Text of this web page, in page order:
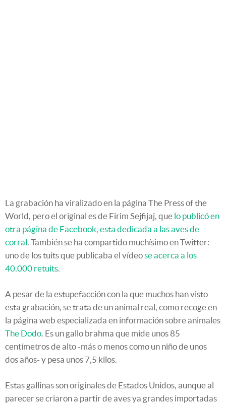
La grabación ha viralizado en la página The Press of the
World, pero el original es de Firim Sejfijaj, que lo publicó en
otra página de Facebook, esta dedicada a las aves de
corral. También se ha compartido muchísimo en Twitter:
uno de los tuits que publicaba el vídeose acerca a los
40.000 retuits.
A pesar de la estupefacción con la que muchos han visto
esta grabación, se trata de un animal real, como recoge en
la página web especializada en información sobre animales
The Dodo. Es un gallo brahma que mide unos 85
centímetros de alto -más o menos como un niño de unos
dos años- y pesa unos 7,5 kilos.
Estas gallinas son originales de Estados Unidos, aunque al
parecer se criaron a partir de aves ya grandes importadas